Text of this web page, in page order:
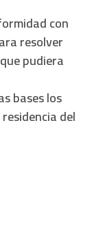
con
resolver
pudiera
bases los
del